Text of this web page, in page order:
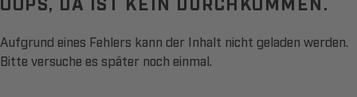
Aufgrund eines Fehlers kann der Inhalt nicht geladen werden.
Bitte versuche es später noch einmal.